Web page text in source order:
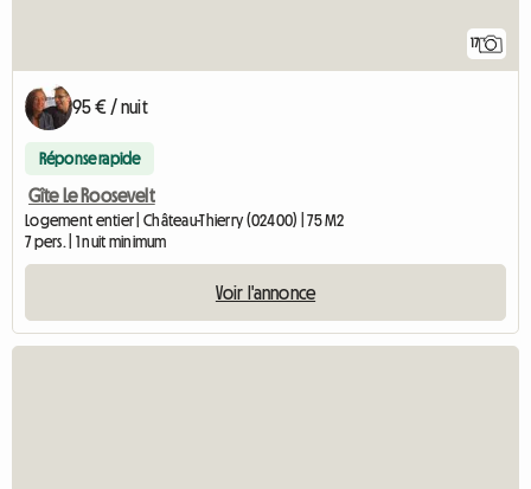
17
95 € / nuit
Réponse rapide
Gîte Le Roosevelt
Logement entier | Château-Thierry (02400) | 75 M2
7 pers. | 1 nuit minimum
Voir l'annonce